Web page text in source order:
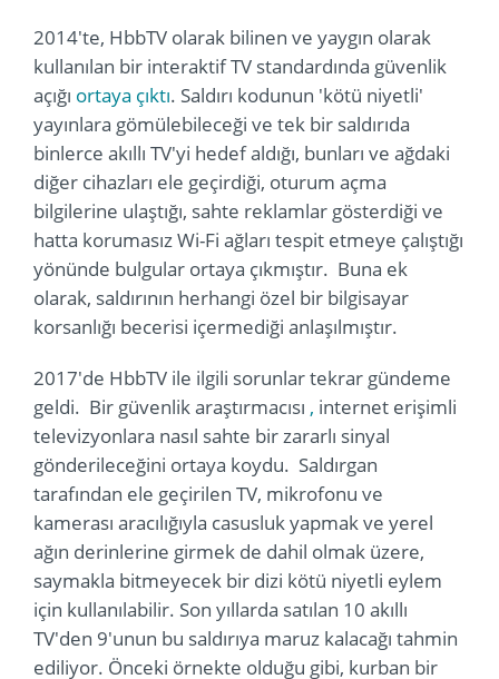
2014'te, HbbTV olarak bilinen ve yaygın olarak
kullanılan bir interaktif TV standardında güvenlik
açığı ortaya çıktı. Saldırı kodunun 'kötü niyetli'
yayınlara gömülebileceği ve tek bir saldırıda
binlerce akıllı TV'yi hedef aldığı, bunları ve ağdaki
diğer cihazları ele geçirdiği, oturum açma
bilgilerine ulaştığı, sahte reklamlar gösterdiği ve
hatta korumasız Wi-Fi ağları tespit etmeye çalıştığı
yönünde bulgular ortaya çıkmıştır. Buna ek
olarak, saldırının herhangi özel bir bilgisayar
korsanlığı becerisi içermediği anlaşılmıştır.
2017'de HbbTV ile ilgili sorunlar tekrar gündeme
geldi. Bir güvenlik araştırmacısı , internet erişimli
televizyonlara nasıl sahte bir zararlı sinyal
gönderileceğini ortaya koydu. Saldırgan
tarafından ele geçirilen TV, mikrofonu ve
kamerası aracılığıyla casusluk yapmak ve yerel
ağın derinlerine girmek de dahil olmak üzere,
saymakla bitmeyecek bir dizi kötü niyetli eylem
için kullanılabilir. Son yıllarda satılan 10 akıllı
TV'den 9'unun bu saldırıya maruz kalacağı tahmin
ediliyor. Önceki örnekte olduğu gibi, kurban bir